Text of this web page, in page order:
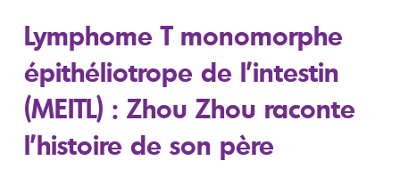
Lymphome T monomorphe
épithéliotrope de l’intestin
(MEITL) : Zhou Zhou raconte
l’histoire de son père